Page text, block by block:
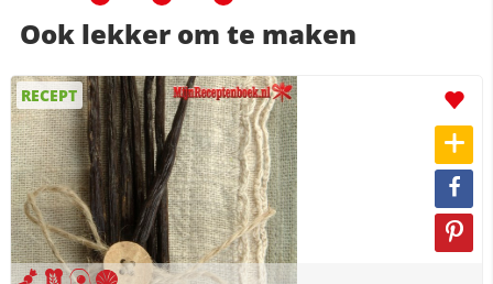
Ook lekker om te maken
RECEPT